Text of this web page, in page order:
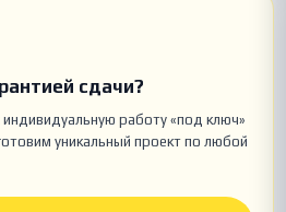
сдачи?
работу «под ключ»
уникальный проект по любой